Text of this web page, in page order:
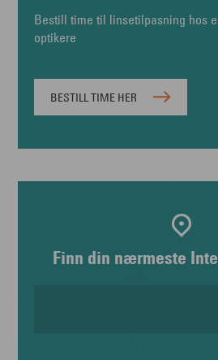
Bestill time til linsetilpasning hos
optikere
BESTILL TIME HER
Finn din nærmeste